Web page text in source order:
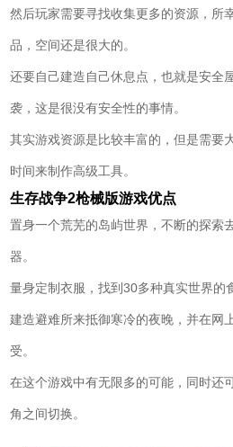
然后玩家需要寻找收集更多的资源，所
品，空间还是很大的。
还要自己建造自己休息点，也就是安全
袭，这是很没有安全性的事情。
其实游戏资源是比较丰富的，但是需要
时间来制作高级工具。
生存战争2枪械版游戏优点
置身一个荒芜的岛屿世界，不断的探索
器。
量身定制衣服，找到30多种真实世界的
建造避难所来抵御寒冷的夜晚，并在网
受。
在这个游戏中有无限多的可能，同时还
角之间切换。